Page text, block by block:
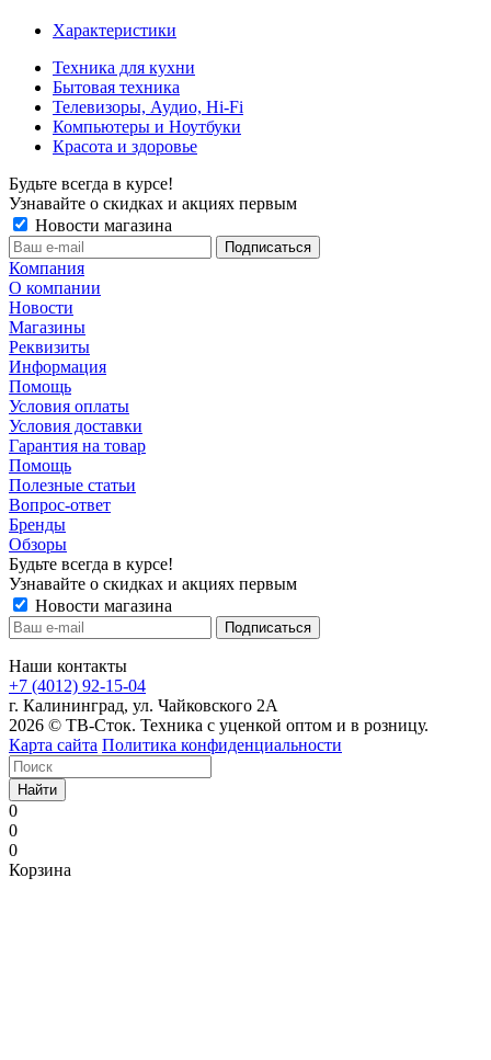
Характеристики
Техника для кухни
Бытовая техника
Телевизоры, Аудио, Hi-Fi
Компьютеры и Ноутбуки
Красота и здоровье
Будьте всегда в курсе!
Узнавайте о скидках и акциях первым
Новости магазина
Компания
О компании
Новости
Магазины
Реквизиты
Информация
Помощь
Условия оплаты
Условия доставки
Гарантия на товар
Помощь
Полезные статьи
Вопрос-ответ
Бренды
Обзоры
Будьте всегда в курсе!
Узнавайте о скидках и акциях первым
Новости магазина
Наши контакты
+7 (4012) 92-15-04
г. Калининград, ул. Чайковского 2А
2026 © ТВ-Сток. Техника с уценкой оптом и в розницу.
Карта сайта Политика конфиденциальности
Найти
0
0
0
Корзина